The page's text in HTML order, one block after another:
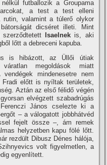
futballozik a Groupama
a test a test elleni
valamint a túlerő olykor
dicséret illeti. Mint
Isaelnekis, aki
lőtt a debreceni kapuba.
is hibázott, az Üllői útiak
megoldások miatt
mindenesetre nem
előtt is nyí­ltak területek,
Aztán az első félidő végén
elvégzett szabadrúgás
János cselezte ki a
– a válogatott jobbhátvéd
fejelt össze –, ám remek
helyzetben kapu fölé lőtt.
rezdült Dibusz Dénes hálója,
volt figyelmetlen, a
egyenlí­tett.